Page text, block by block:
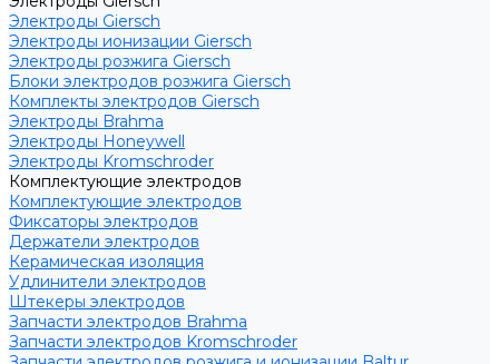
Электроды Giersch
Электроды ионизации Giersch
Электроды розжига Giersch
Блоки электродов розжига Giersch
Комплекты электродов Giersch
Электроды Brahma
Электроды Honeywell
Электроды Kromschroder
Комплектующие электродов
Комплектующие электродов
Фиксаторы электродов
Держатели электродов
Керамическая изоляция
Удлинители электродов
Штекеры электродов
Запчасти электродов Brahma
Запчасти электродов Kromschroder